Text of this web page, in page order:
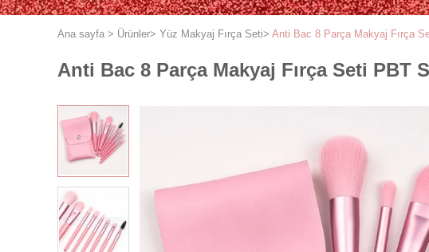
Ana sayfa > Ürünler> Yüz Makyaj Fırça Seti> Anti Bac 8 Parça Makyaj Fırça
Anti Bac 8 Parça Makyaj Fırça Seti PBT